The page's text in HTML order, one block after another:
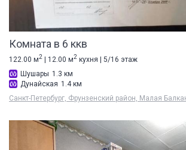
Комната в 6 ккв
122.00 м2 | 12.00 м2 кухня | 5/16 этаж
Шушары 1.3 км
Дунайская 1.4 км
Санкт-Петербург, Фрунзенский район, Малая